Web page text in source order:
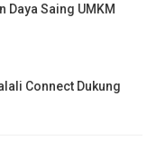
Daya Saing UMKM
Connect Dukung